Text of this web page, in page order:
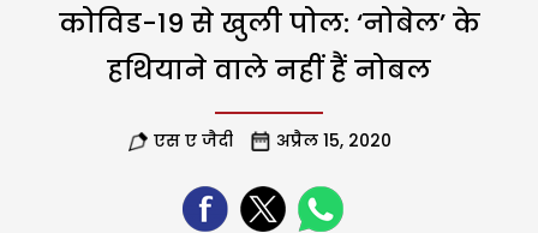
कोविड-19 से खुली पोल: ‘नोबेल’ के
हथियाने वाले नहीं हैं नोबल
एस ए जैदी अप्रैल 15, 2020